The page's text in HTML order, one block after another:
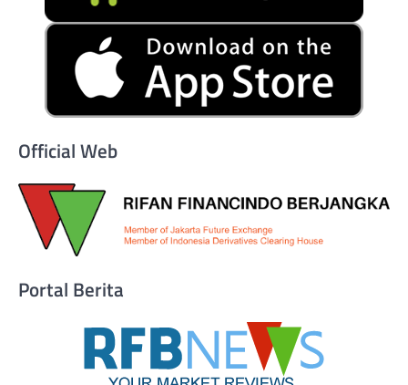
Official Web
Portal Berita